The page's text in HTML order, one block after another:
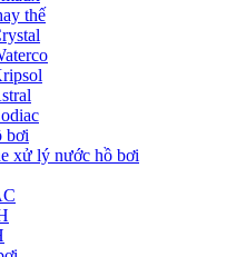
thế
bơi
xử lý nước hồ bơi